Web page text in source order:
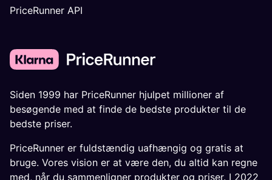
PriceRunner API
Siden 1999 har PriceRunner hjulpet millioner af
besøgende med at finde de bedste produkter til de
bedste priser.
PriceRunner er fuldstændig uafhængig og gratis at
bruge. Vores vision er at være den, du altid kan regne
med, når du sammenligner produkter og priser. I 2022